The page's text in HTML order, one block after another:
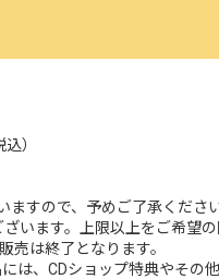
）
すので、予めご了承ください
います。上限以上をご希望
売は終了となります。
、CDショップ特典やその